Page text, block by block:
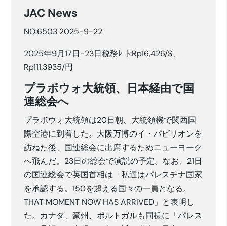
JAC News
NO.6503 2025-9-22
2025年9月17日-23日税務ﾚｰﾄ:Rp16,426/$、
Rp111.3935/円
プラボウォ大統領、日本経由で国
連総会へ
プラボウォ大統領は20日朝、大統領機で関西国
際空港に到着した。大阪万博のイ・パビリオンを
訪ねた後、国連総会に出席するためニューヨーク
へ飛んだ。23日の総会で演説の予定。なお、21日
の国連総会で英国首相は「私達はパレスチナ国家
を承認する。150を超える国々の一員となる。
THAT MOMENT NOW HAS ARRIVED」と表明し
た。カナダ、豪州、ポルトガルも同様に「パレス